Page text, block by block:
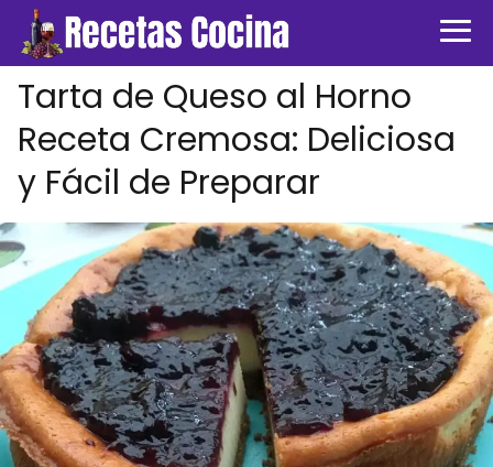
Tarta de Queso al Horno
Receta Cremosa: Deliciosa
y Fácil de Preparar